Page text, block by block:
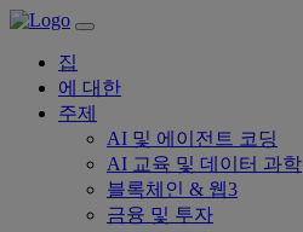
집
에 대한
주제
AI 및 에이전트 코딩
AI 교육 및 데이터 과학
블록체인 & 웹3
금융 및 투자